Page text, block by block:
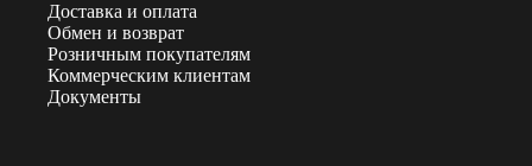
Доставка и оплата
Обмен и возврат
Розничным покупателям
Коммерческим клиентам
Документы